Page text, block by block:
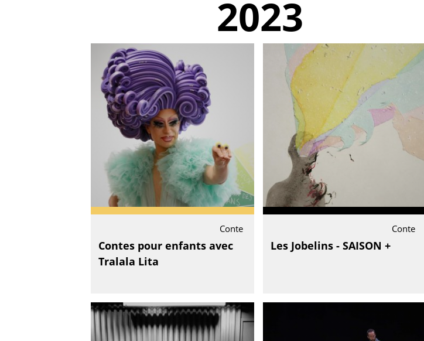
2023
Conte
Contes pour enfants avec
Tralala Lita
Conte
Les Jobelins - SAISON +